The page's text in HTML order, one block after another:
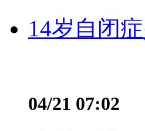
14岁自闭
04/21 07:02